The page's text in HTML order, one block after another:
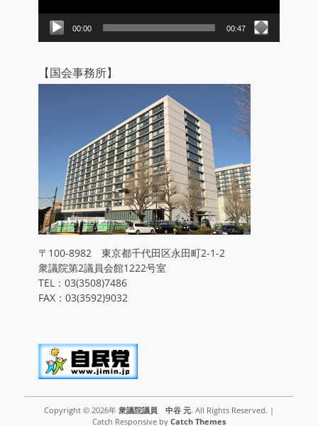
00:00 00:47
【国会事務所】
〒100-8982 東京都千代田区永田町2-1-2
衆議院第2議員会館1222号室
TEL：03(3508)7486
FAX：03(3592)9032
Copyright © 2026年 衆議院議員 中谷 元. All Rights Reserved. |
Catch Responsive by Catch Themes